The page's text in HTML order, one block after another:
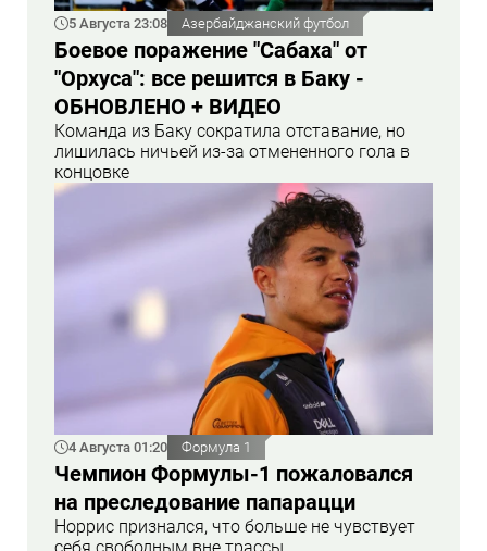
5 Августа 23:08 Азербайджанский футбол
Боевое поражение "Сабаха" от
"Орхуса": все решится в Баку -
ОБНОВЛЕНО + ВИДЕО
Команда из Баку сократила отставание, но
лишилась ничьей из-за отмененного гола в
концовке
4 Августа 01:20 Формула 1
Чемпион Формулы-1 пожаловался
на преследование папарацци
Норрис признался, что больше не чувствует